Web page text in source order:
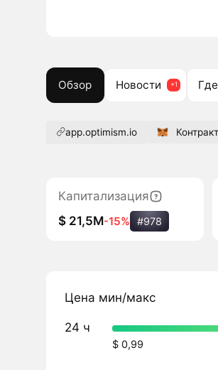
Обзор Новости
app.optimism.io
Капитализация
$ 21,5M-15% #978
Цена мин/макс
24 ч
$ 0,99